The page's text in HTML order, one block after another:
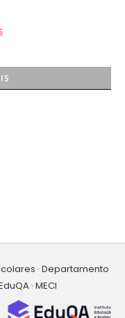
· Departamento
· MECI